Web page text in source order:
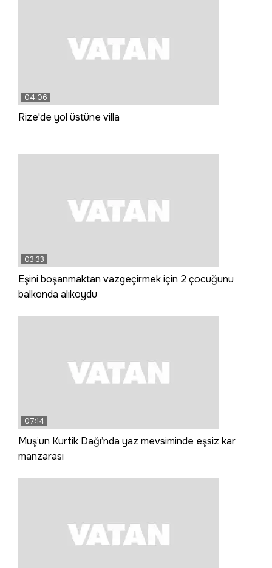
04:06
Rize'de yol üstüne villa
03:33
Eşini boşanmaktan vazgeçirmek için 2 çocuğunu
balkonda alıkoydu
07:14
Muş’un Kurtik Dağı’nda yaz mevsiminde eşsiz kar
manzarası